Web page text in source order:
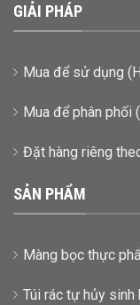
GIẢI PHÁP
Mua để sử dụng
Mua để phân phối
Đặt hàng riêng
SẢN PHẨM
Màng bọc thực
Túi rác tự hủy sinh